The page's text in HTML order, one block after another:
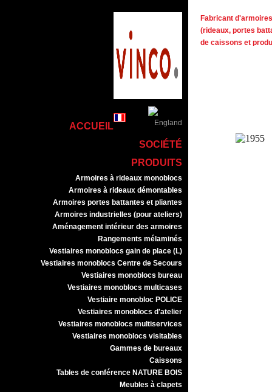
ACCUEIL
SOCIÉTÉ
PRODUITS
Armoires à rideaux monoblocs
Armoires à rideaux démontables
Armoires portes battantes et pliantes
Armoires industrielles (pour ateliers)
Aménagement intérieur des armoires
Rangements mélaminés
Vestiaires monoblocs gain de place (L)
Vestiaires monoblocs Centre de Secours
Vestiaires monoblocs bureau
Vestiaires monoblocs multicases
Vestiaire monobloc POLICE
Vestiaires monoblocs d'atelier
Vestiaires monoblocs multiservices
Vestiaires monoblocs visitables
Gammes de bureaux
Caissons
Tables de conférence NATURE BOIS
Meubles à clapets
Fabricant
(rideaux, portes
de caissons et